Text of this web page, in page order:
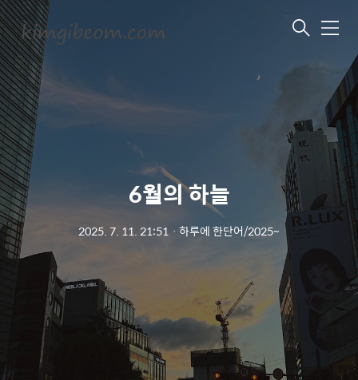
메
6월의 하늘
2025. 7. 11. 21:51 ㆍ 하루에 한단어/2025~